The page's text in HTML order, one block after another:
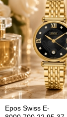
Epos Swiss E-